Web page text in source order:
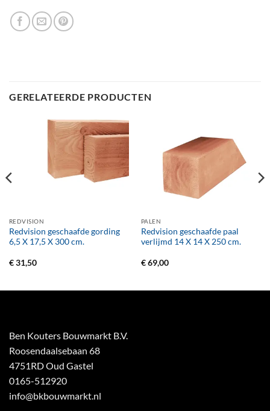
GERELATEERDE PRODUCTEN
REDVISION
Redvision geschaafde gording
6,5 X 17,5 X 300 cm.
€31,50
PALEN
Redvision geschaafde paal
verlijmd 14 X 14 X 250 cm.
€69,00
Ben Kouters Bouwmarkt B.V.
Roosendaalsebaan 68
4751RD Oud Gastel
0165-512920
info@bkbouwmarkt.nl